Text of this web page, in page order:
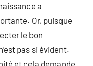
a
Or, puisque
le bon
pas si évident.
et cela demande